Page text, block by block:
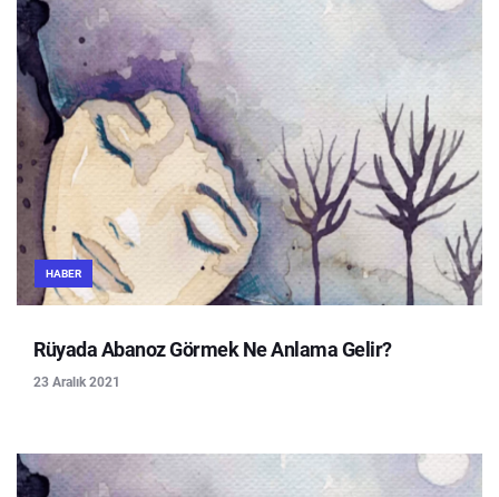
HABER
Rüyada Abanoz Görmek Ne Anlama Gelir?
23 Aralık 2021